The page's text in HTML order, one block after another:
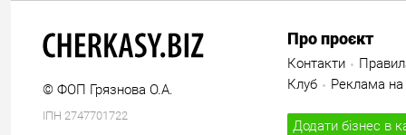
© ФОП Грязнова О.А.
ІПН 2747701722
Про проєкт
Контакти
Клуб
Реклама на
Додати бізнес в